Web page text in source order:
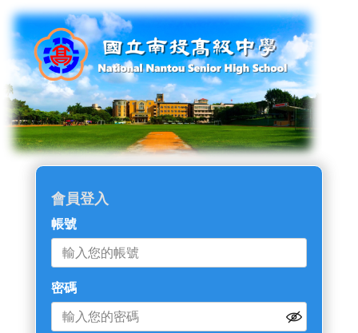
會員登入
帳號
密碼